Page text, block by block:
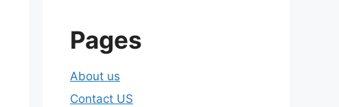
Pages
About us
Contact US